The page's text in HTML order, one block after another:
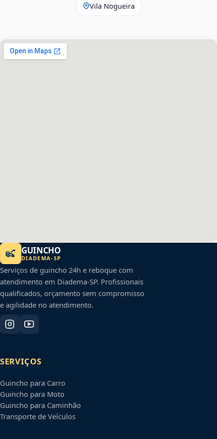
Vila Nogueira
GUINCHO
DIADEMA-SP
Serviços de guincho 24h e reboque com
atendimento em Diadema-SP. Profissionais
qualificados, orçamento sem compromisso
e agilidade no atendimento.
SERVIÇOS
Guincho para Carro
Guincho para Moto
Guincho para Caminhão
Transporte de Veículos